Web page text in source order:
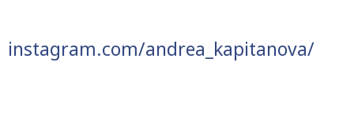
instagram.com/andrea_kapitanova/